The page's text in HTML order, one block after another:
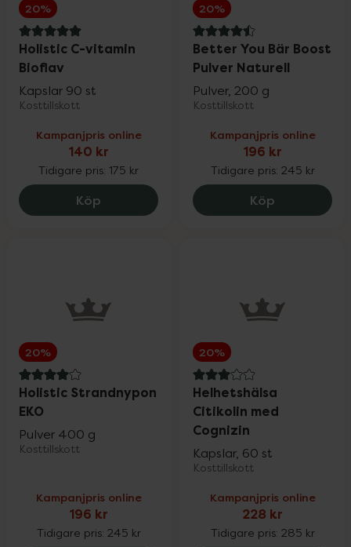
20%
5 av 5 i omdöme
Holistic C-vitamin
Bioflav
Kapslar 90 st
Kosttillskott
Kampanjpris online
140 kr
Tidigare pris: 175 kr
Köp Holistic C-vitamin Bioflav, 140 kr.
20%
4.5 av 5 i omdöme
Better You Bär Boost
Pulver Naturell
Pulver, 200 g
Kosttillskott
Kampanjpris online
196 kr
Tidigare pris: 245 kr
Köp Better
20%
4 av 5 i omdöme
Holistic Strandnypon
EKO
Pulver 400 g
Kosttillskott
Kampanjpris online
196 kr
Tidigare pris: 245 kr
20%
3 av 5 i omdöme
Helhetshälsa
Citikolin med
Cognizin
Kapslar, 60 st
Kosttillskott
Kampanjpris online
228 kr
Tidigare pris: 285 kr